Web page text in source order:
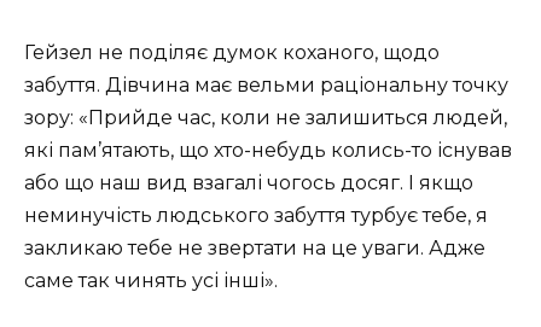
Гейзел не поділяє думок коханого, щодо
забуття. Дівчина має вельми раціональну точку
зору: «Прийде час, коли не залишиться людей,
які пам’ятають, що хто-небудь колись-то існував
або що наш вид взагалі чогось досяг. І якщо
неминучість людського забуття турбує тебе, я
закликаю тебе не звертати на це уваги. Адже
саме так чинять усі інші».